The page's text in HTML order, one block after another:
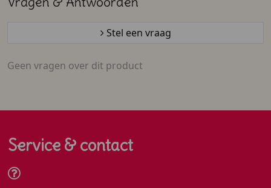
Stel een vraag
Geen vragen over dit product
Service & contact